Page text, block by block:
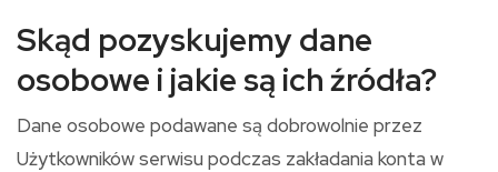
Skąd pozyskujemy dane
osobowe i jakie są ich źródła?
Dane osobowe podawane są dobrowolnie przez
Użytkowników serwisu podczas zakładania konta w